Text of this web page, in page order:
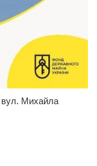
вул. Михайла